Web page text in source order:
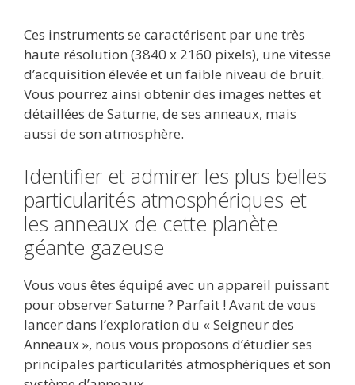
Ces instruments se caractérisent par une très
haute résolution (3840 x 2160 pixels), une vitesse
d’acquisition élevée et un faible niveau de bruit.
Vous pourrez ainsi obtenir des images nettes et
détaillées de Saturne, de ses anneaux, mais
aussi de son atmosphère.
Identifier et admirer les plus belles
particularités atmosphériques et
les anneaux de cette planète
géante gazeuse
Vous vous êtes équipé avec un appareil puissant
pour observer Saturne ? Parfait ! Avant de vous
lancer dans l’exploration du « Seigneur des
Anneaux », nous vous proposons d’étudier ses
principales particularités atmosphériques et son